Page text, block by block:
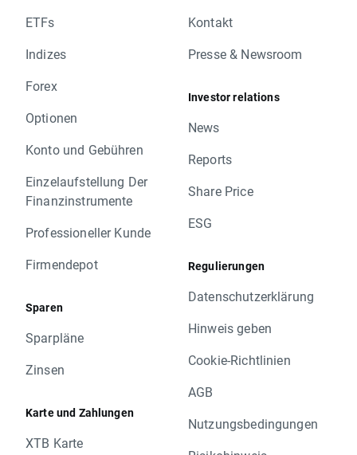
ETFs
Indizes
Forex
Optionen
Konto und Gebühren
Einzelaufstellung Der
Finanzinstrumente
Professioneller Kunde
Firmendepot
Sparen
Sparpläne
Zinsen
Karte und Zahlungen
XTB Karte
Kontakt
Presse & Newsroom
Investor relations
News
Reports
Share Price
ESG
Regulierungen
Datenschutzerklärung
Hinweis geben
Cookie-Richtlinien
AGB
Nutzungsbedingungen